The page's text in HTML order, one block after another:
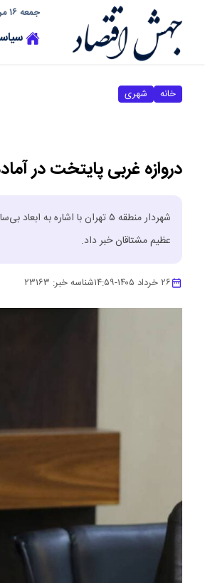
جمعه ۱۶ مرداد ۱۴۰۵
خانه شهری
دروازه غربی پایتخت در آماده‌باش
شهردار منطقه ۵ تهران با
عظیم مشتاقان خبر داد.
۲۶ خرداد ۱۴۰۵ -۱۴:۵۹شناسه خبر: ۲۳۱۶۳